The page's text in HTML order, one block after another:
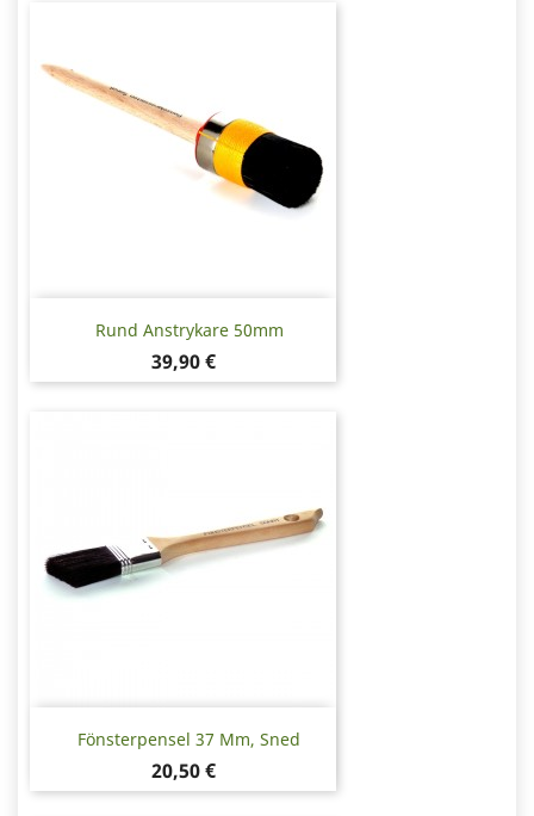
Rund Anstrykare 50mm
Pris
39,90 €
Fönsterpensel 37 Mm, Sned
Pris
20,50 €